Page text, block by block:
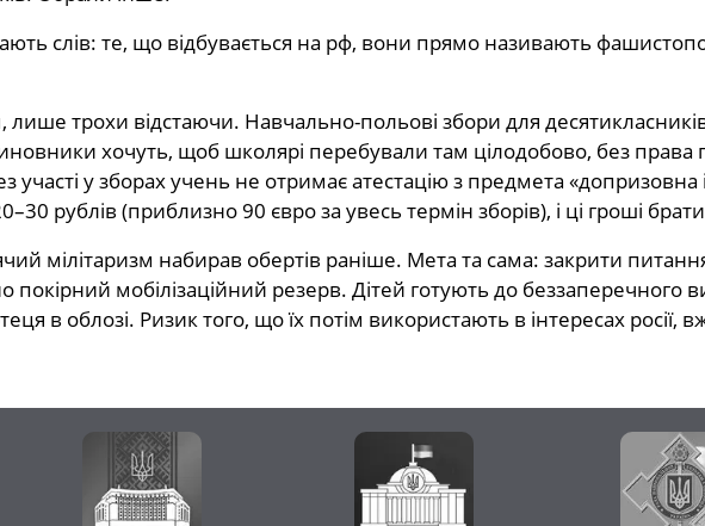
слів: те, що відбувається на рф, вони прямо називають
трохи відстаючи. Навчально-польові збори для
хочуть, щоб школярі перебували там цілодобово, без права
у зборах учень не отримає атестацію з предмета «допризовна
рублів (приблизно 90 євро за увесь термін зборів), і ці гроші
мілітаризм набирав обертів раніше. Мета та сама: закрити
мобілізаційний резерв. Дітей готують до беззаперечного
в облозі. Ризик того, що їх потім використають в інтересах росії,